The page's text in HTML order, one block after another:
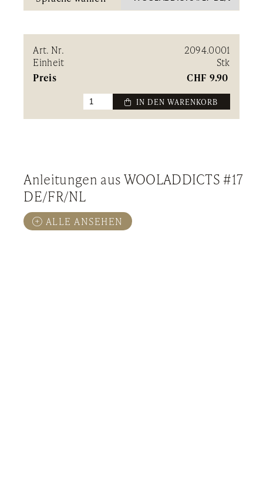
Art. Nr.
2094.0001
Einheit
Stk
Preis CHF 9.90
 IN DEN WARENKORB
Anleitungen aus WOOLADDICTS #17
DE/FR/NL
ALLE ANSEHEN